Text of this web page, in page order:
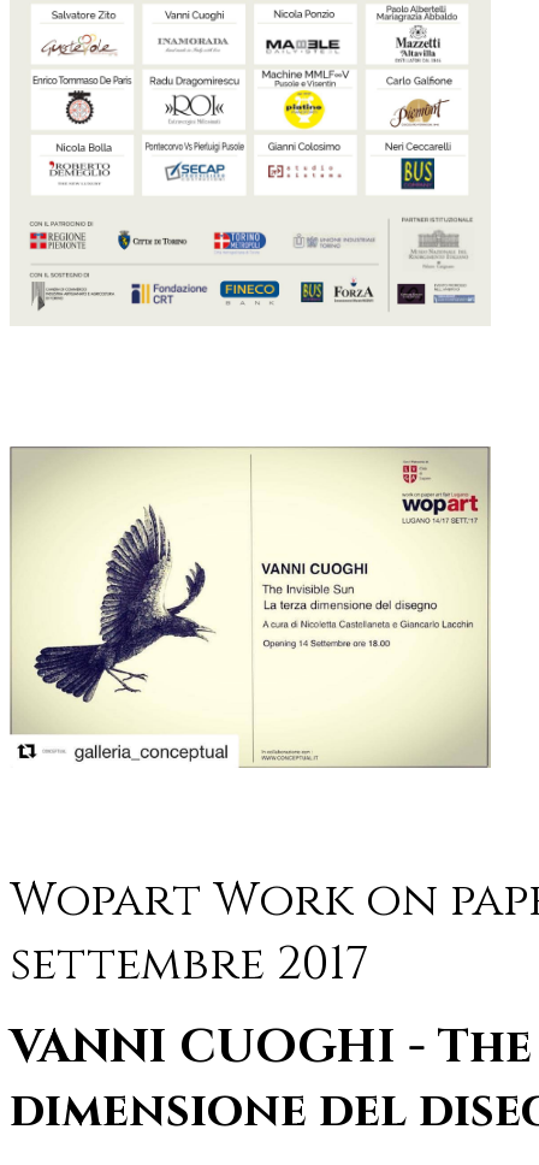
Wopart Work on
settembre 2017
VANNI CUOGHI -
dimensione del